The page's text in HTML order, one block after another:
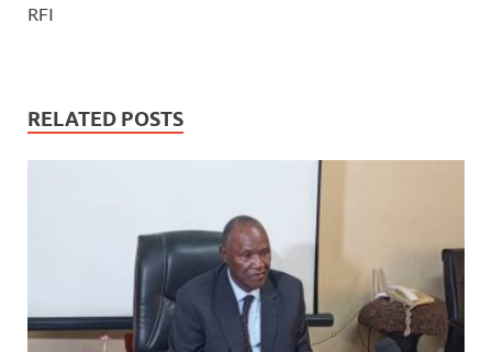
RFI
RELATED POSTS